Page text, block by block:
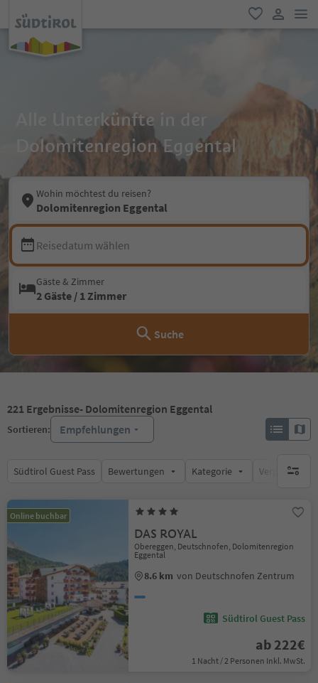
favorit
user link
Alle Unterkünfte in der
Dolomitenregion Eggental
Wohin möchtest du reisen?
Dolomitenregion Eggental
Reisedatum wählen
Gäste & Zimmer
2 Gäste / 1 Zimmer
Suche
221 Ergebnisse- Dolomitenregion Eggental
Sortieren: Empfehlungen
Südtirol Guest Pass Bewertungen Kategorie keine
Online buchbar
DAS ROYAL
Obereggen, Deutschnofen, Dolomitenregion
Eggental
8.6 km von Deutschnofen Zentrum
Südtirol Guest Pass
ab 222€
1 Nacht / 2 Personen Inkl. MwSt.